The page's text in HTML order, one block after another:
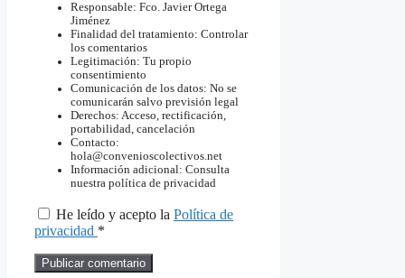
Responsable: Fco. Javier Ortega
Jiménez
Finalidad del tratamiento: Controlar
los comentarios
Legitimación: Tu propio
consentimiento
Comunicación de los datos: No se
comunicarán salvo previsión legal
Derechos: Acceso, rectificación,
portabilidad, cancelación
Contacto:
hola@convenioscolectivos.net
Información adicional: Consulta
nuestra política de privacidad
He leído y acepto la Política de
privacidad *